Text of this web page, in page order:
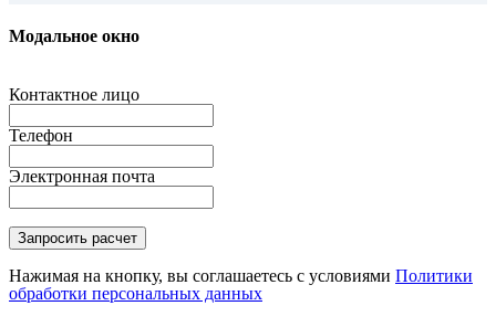
Модальное окно
Контактное лицо
Телефон
Электронная почта
Нажимая на кнопку, вы соглашаетесь с условиями Политики
обработки персональных данных